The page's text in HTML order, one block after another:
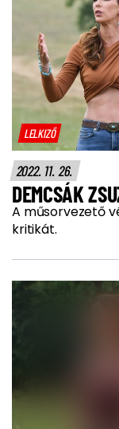
LELKIZŐ
2022. 11. 26.
DEMCSÁK
A műsorvezető
kritikát.